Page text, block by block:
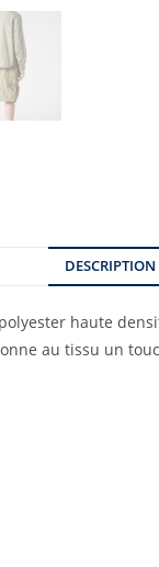
DESCRIPTION
haute
au tissu un